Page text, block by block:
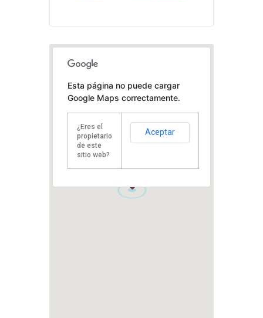
Esta página no puede cargar
Google Maps correctamente.
¿Eres el
propietario
de este
sitio web?
Aceptar